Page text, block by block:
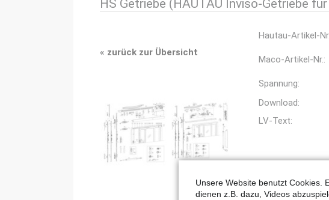
HS Getriebe (HAUTAU Inviso-Getriebe
« zurück zur Übersicht
Hautau-Artikel-
Maco-Artikel-Nr.:
Spannung:
Download:
LV-Text:
Unsere Website benutzt Cookies.
dienen z.B. dazu, Videos